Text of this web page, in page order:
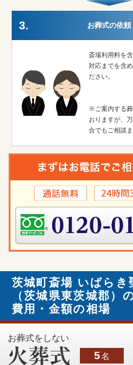
3. お葬式の依頼
斎場利用料を
対応までを含
ださい。
※ご案内する
おりますが、
合でもご相談
茨城町斎場 いばらき
（茨城県東茨城郡）
費用・金額の相場
お葬式をしない
5名